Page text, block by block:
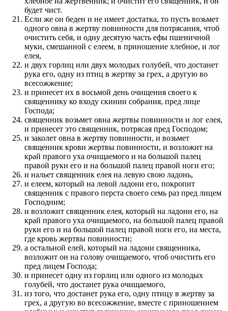
будет чист.
Если же он беден и не имеет достатка, то пусть возьмет
одного овна в жертву повинности для потрясания, чтоб
очистить себя, и одну десятую часть ефы пшеничной
муки, смешанной с елеем, в приношение хлебное, и лог
елея,
и двух горлиц или двух молодых голубей, что достанет
рука его, одну из птиц в жертву за грех, а другую во
всесожжение;
и принесет их в восьмой день очищения своего к
священнику ко входу скинии собрания, пред лице
Господа;
священник возьмет овна жертвы повинности и лог елея,
и принесет это священник, потрясая пред Господом;
и заколет овна в жертву повинности, и возьмет
священник крови жертвы повинности, и возложит на
край правого уха очищаемого и на большой палец
правой руки его и на большой палец правой ноги его;
и нальет священник елея на левую свою ладонь,
и елеем, который на левой ладони его, покропит
священник с правого перста своего семь раз пред лицем
Господним;
и возложит священник елея, который на ладони его, на
край правого уха очищаемого, на большой палец правой
руки его и на большой палец правой ноги его, на места,
где кровь жертвы повинности;
а остальной елей, который на ладони священника,
возложит он на голову очищаемого, чтоб очистить его
пред лицем Господа;
и принесет одну из горлиц или одного из молодых
голубей, что достанет рука очищаемого,
из того, что достанет рука его, одну птицу в жертву за
грех, а другую во всесожжение, вместе с приношением